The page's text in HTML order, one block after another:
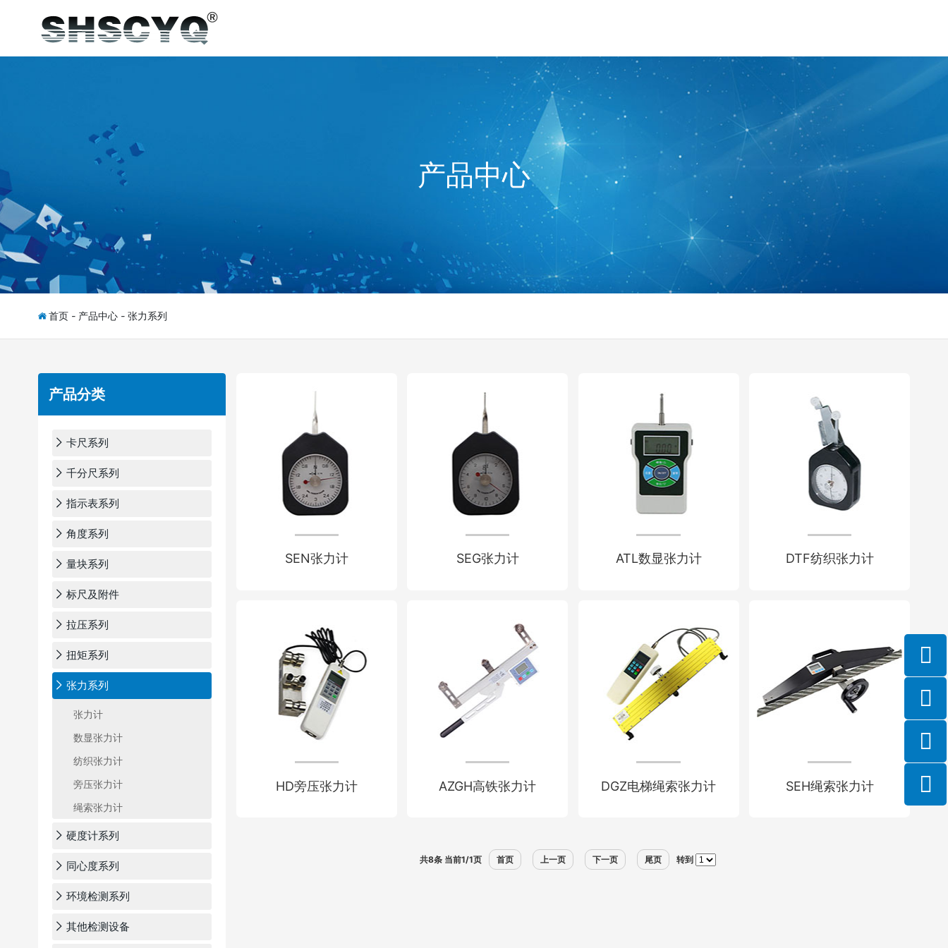
产品中心
首页 - 产品中心 - 张力系列
产品分类
卡尺系列
千分尺系列
指示表系列
角度系列
量块系列
标尺及附件
拉压系列
扭矩系列
张力系列
张力计
数显张力计
纺织张力计
旁压张力计
绳索张力计
硬度计系列
同心度系列
环境检测系列
其他检测设备
SEN张力计 SEG张力计 ATL数显张力计 DTF纺织张力计
HD旁压张力计 AZGH高铁张力计 DGZ电梯绳索张力计 SEH绳索张力计
共8条 当前1/1页 首页 上一页 下一页 尾页 转到